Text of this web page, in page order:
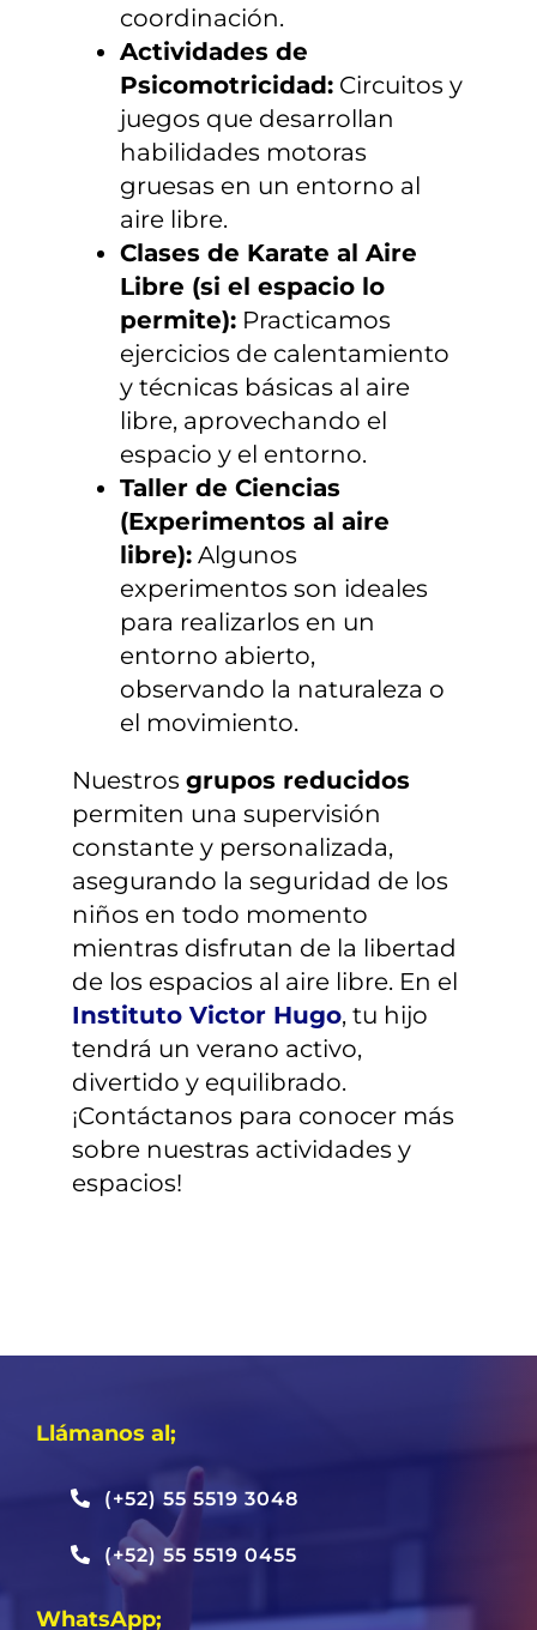
coordinación.
Actividades de
Psicomotricidad:Circuitos y
juegos que desarrollan
habilidades motoras
gruesas en un entorno al
aire libre.
Clases de Karate al Aire
Libre (si el espacio lo
permite):Practicamos
ejercicios de calentamiento
y técnicas básicas al aire
libre, aprovechando el
espacio y el entorno.
Taller de Ciencias
(Experimentos al aire
libre):Algunos
experimentos son ideales
para realizarlos en un
entorno abierto,
observando la naturaleza o
el movimiento.
Nuestros grupos reducidos
permiten una supervisión
constante y personalizada,
asegurando la seguridad de los
niños en todo momento
mientras disfrutan de la libertad
de los espacios al aire libre. En el
Instituto Victor Hugo, tu hijo
tendrá un verano activo,
divertido y equilibrado.
¡Contáctanos para conocer más
sobre nuestras actividades y
espacios!
Llámanos al;
(+52) 55 5519 3048
(+52) 55 5519 0455
WhatsApp;